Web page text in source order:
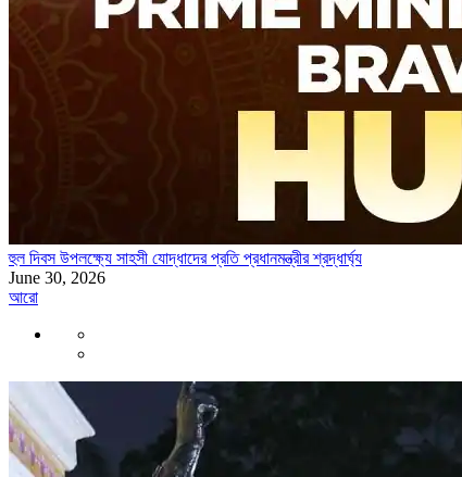
হুল দিবস উপলক্ষ্যে সাহসী যোদ্ধাদের প্রতি প্রধানমন্ত্রীর শ্রদ্ধার্ঘ্য
June 30, 2026
আরো